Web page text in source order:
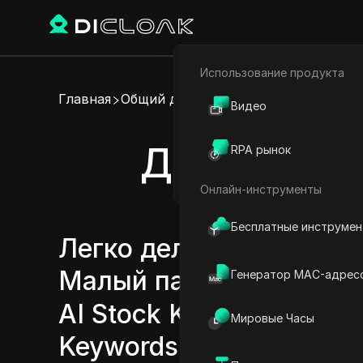
Электронная коммерция
Использование продукта
Видео
RPA рынок
Онлайн-инструменты
Бесплатные
Генератор MAC-
Мировые Часы
Главная Общий доступ к аккаунту
Делитесь
Легко делитесь
Малый пакет, AI Stock
AI Stock Keywords
Keywords